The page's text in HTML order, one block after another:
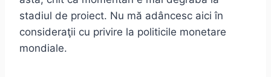
stadiul de proiect. Nu mă adâncesc aici în
consideraţii cu privire la politicile monetare
mondiale.